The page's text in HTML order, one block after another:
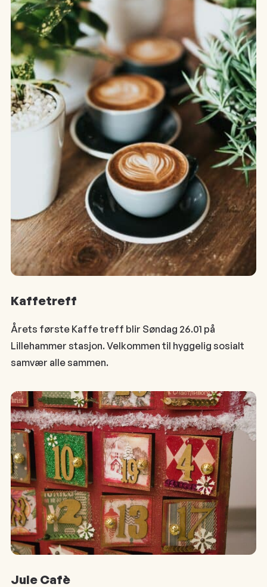
Kaffetreff
Årets første Kaffe treff blir Søndag 26.01 på
Lillehammer stasjon. Velkommen til hyggelig sosialt
samvær alle sammen.
Jule Cafè